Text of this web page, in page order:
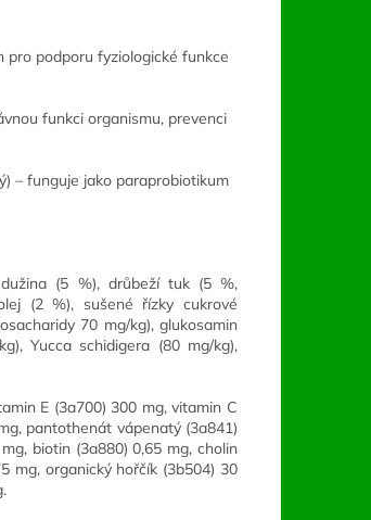
pro podporu fyziologické funkce
funkci organismu, prevenci
– funguje jako paraprobiotikum
(5 %), drůbeží tuk (5 %,
(2 %), sušené řízky cukrové
70 mg/kg), glukosamin
Yucca schidigera (80 mg/kg),
E (3a700) 300 mg, vitamin C
pantothenát vápenatý (3a841)
biotin (3a880) 0,65 mg, cholin
mg, organický hořčík (3b504) 30